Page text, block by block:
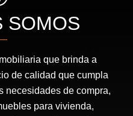
SOMOS
que brinda a
de calidad que cumpla
necesidades de compra,
para vivienda,